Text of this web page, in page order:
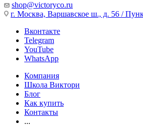
shop@victoryco.ru
г. Москва, Варшавское ш., д. 56 /
Вконтакте
Telegram
YouTube
WhatsApp
Компания
Школа Виктори
Блог
Как купить
Контакты
...